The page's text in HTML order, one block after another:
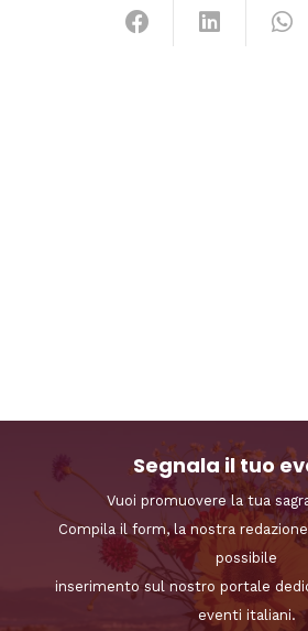
Segnala il tuo
Vuoi promuovere la tua
Compila il form, la nostra
possibile
inserimento sul nostro portale
eventi italiani.